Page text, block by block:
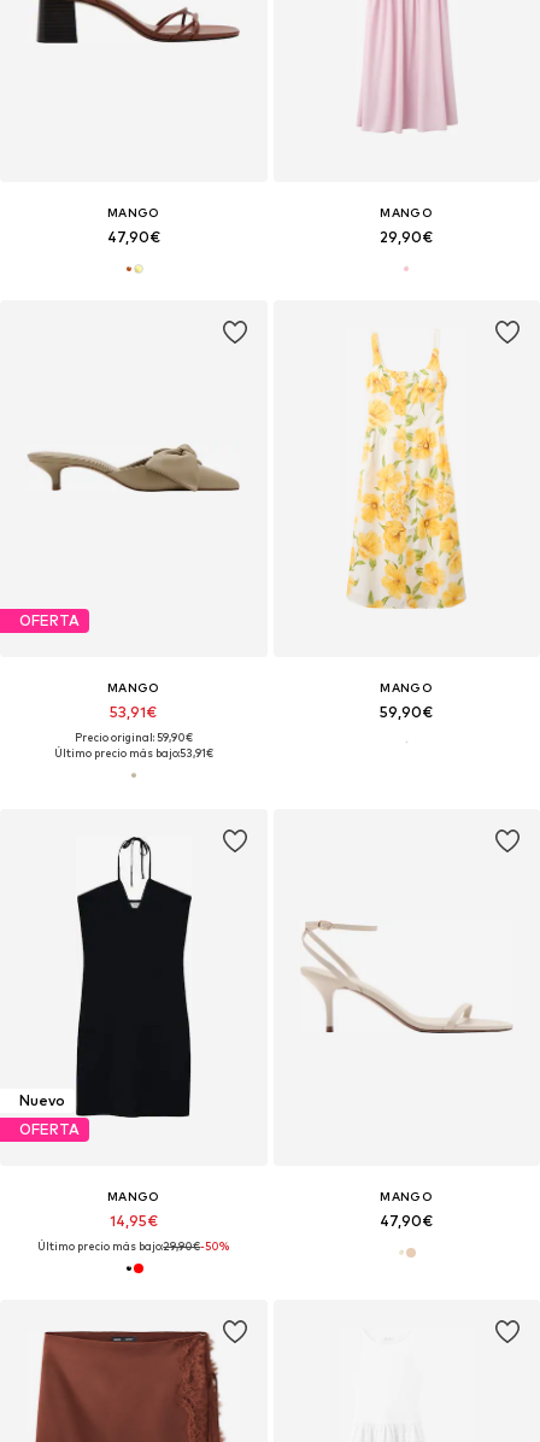
MANGO
47,90€
MANGO
29,90€
OFERTA
MANGO
53,91€
Precio original: 59,90€
Último precio más bajo:53,91€
MANGO
59,90€
Nuevo
OFERTA
MANGO
14,95€
Último precio más bajo:29,90€-50%
MANGO
47,90€